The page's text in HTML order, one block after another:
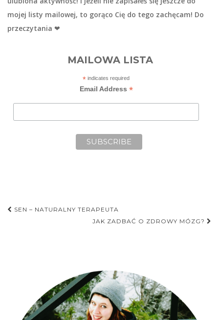
mojej listy mailowej, to gorąco Cię do tego zachęcam! Do
przeczytania ❤
MAILOWA LISTA
* indicates required
Email Address *
Nawigacja
SEN – NATURALNY TERAPEUTA
JAK ZADBAĆ O ZDROWY MÓZG?